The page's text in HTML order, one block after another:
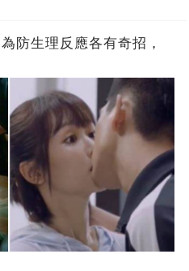
防生理反應各有奇招，